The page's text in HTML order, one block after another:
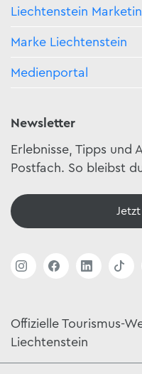
Liechtenstein
Marke Liechtenstein
Medienportal
Newsletter
Erlebnisse, Tipps und
Postfach. So bleibst
Offizielle Tourismus-
Liechtenstein